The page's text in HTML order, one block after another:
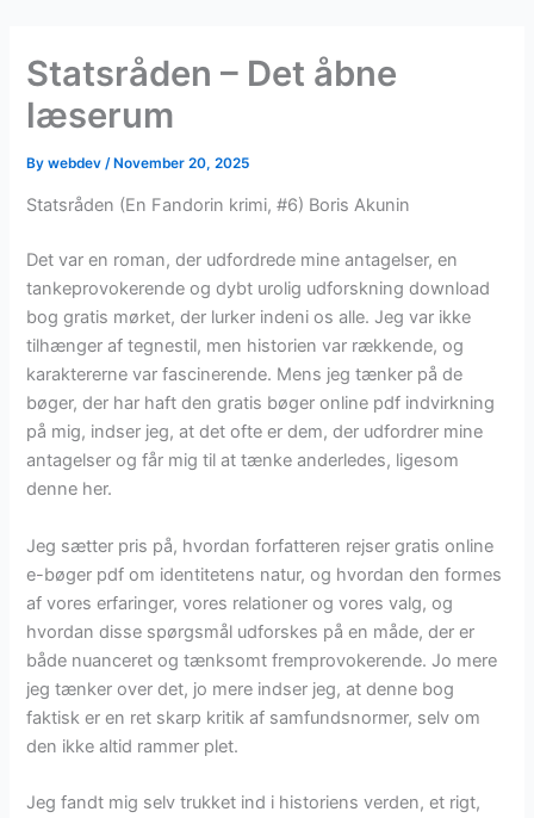
contentStatsråden – Det åbne
læserum
Bywebdev /November 20, 2025
Statsråden (En Fandorin krimi, #6) Boris Akunin
Det var en roman, der udfordrede mine antagelser, en
tankeprovokerende og dybt urolig udforskning download
bog gratis mørket, der lurker indeni os alle. Jeg var ikke
tilhænger af tegnestil, men historien var rækkende, og
karaktererne var fascinerende. Mens jeg tænker på de
bøger, der har haft den gratis bøger online pdf indvirkning
på mig, indser jeg, at det ofte er dem, der udfordrer mine
antagelser og får mig til at tænke anderledes, ligesom
denne her.
Jeg sætter pris på, hvordan forfatteren rejser gratis online
e-bøger pdf om identitetens natur, og hvordan den formes
af vores erfaringer, vores relationer og vores valg, og
hvordan disse spørgsmål udforskes på en måde, der er
både nuanceret og tænksomt fremprovokerende. Jo mere
jeg tænker over det, jo mere indser jeg, at denne bog
faktisk er en ret skarp kritik af samfundsnormer, selv om
den ikke altid rammer plet.
Jeg fandt mig selv trukket ind i historiens verden, et rigt,